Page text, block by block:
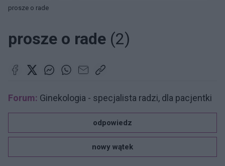
prosze o rade
prosze o rade (2)
Forum: Ginekologia - specjalista radzi, dla pacjentki
odpowiedz
nowy wątek